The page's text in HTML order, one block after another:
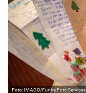
IMAGO/Funke Foto Services